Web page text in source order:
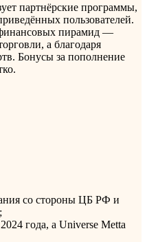
партнёрские программы,
пользователей.
финансовых пирамид —
а благодаря
Бонусы за пополнение
со стороны ЦБ РФ и
года, а Universe Metta